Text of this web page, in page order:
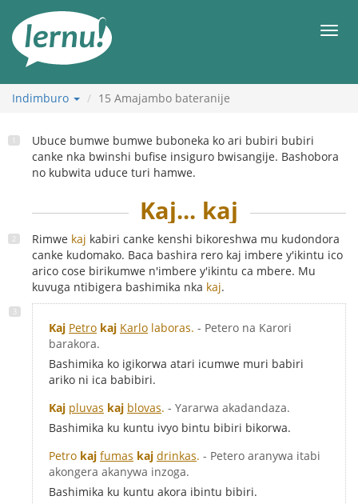
rupapuro
rw'ibirimwo
Indimburo 15 Amajambo bateranije
Ubuce bumwe bumwe buboneka ko ari bubiri bubiri
canke nka bwinshi bufise insiguro bwisangije. Bashobora
no kubwita uduce turi hamwe.
Kaj... kaj
Rimwe kaj kabiri canke kenshi bikoreshwa mu kudondora
canke kudomako. Baca bashira rero kaj imbere y'ikintu ico
arico cose birikumwe n'imbere y'ikintu ca mbere. Mu
kuvuga ntibigera bashimika nka kaj.
Kaj Petro kaj Karlo laboras. - Petero na Karori
barakora.
Bashimika ko igikorwa atari icumwe muri babiri
ariko ni ica babibiri.
Kaj pluvas kaj blovas. - Yararwa akadandaza.
Bashimika ku kuntu ivyo bintu bibiri bikorwa.
Petro kaj fumas kaj drinkas. - Petero aranywa itabi
akongera akanywa inzoga.
Bashimika ku kuntu akora ibintu bibiri.